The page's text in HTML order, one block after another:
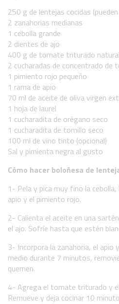
250 g de lentejas cocidas
2 zanahorias medianas
1 cebolla grande
2 dientes de ajo
400 g de tomate triturado natural
2 cucharadas de concentrado de
1 pimiento rojo pequeño
1 rama de apio
70 ml de aceite de oliva virgen
1 hoja de laurel
1 cucharadita de orégano seco
1 cucharadita de tomillo seco
100 ml de vino tinto (opcional)
Sal y pimienta negra al gusto
Cómo hacer boloñesa de
1- Pela y pica muy fino la
apio y el pimiento rojo.
2- Calienta el aceite en una
el ajo. Sofríe hasta que estén
3- Incorpora la zanahoria, el
medio durante 7 minutos,
quemen.
4- Agrega el tomate triturado y
Remueve y deja cocinar 10